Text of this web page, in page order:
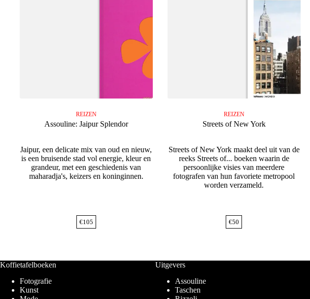
REIZEN
Assouline: Jaipur Splendor
Jaipur, een delicate mix van oud en nieuw,
is een bruisende stad vol energie, kleur en
grandeur, met een geschiedenis van
maharadja's, keizers en koninginnen.
€105
REIZEN
Streets of New York
Streets of New York maakt deel uit van de
reeks Streets of... boeken waarin de
persoonlijke visies van meerdere
fotografen van hun favoriete metropool
worden verzameld.
€50
Koffietafelboeken
Fotografie
Kunst
Uitgevers
Assouline
Taschen